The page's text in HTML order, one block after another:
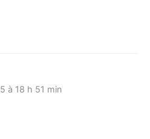
à 18 h 51 min